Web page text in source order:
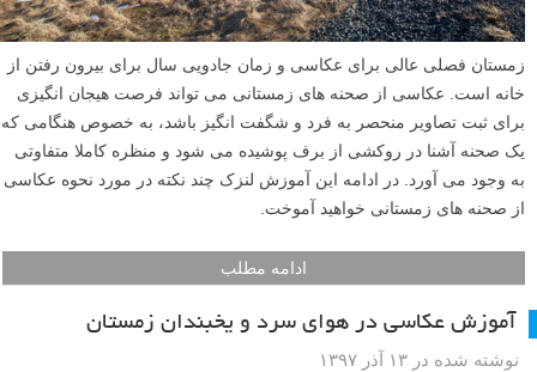
زمستان فصلی عالی برای عکاسی و زمان جادویی سال برای بیرون رفتن از
خانه است. عکاسی از صحنه های زمستانی می تواند فرصت هیجان انگیزی
برای ثبت تصاویر منحصر به فرد و شگفت انگیز باشد، به خصوص هنگامی که
یک صحنه آشنا در روکشی از برف پوشیده می شود و منظره کاملا متفاوتی
به وجود می آورد. در ادامه این آموزش لنزک چند نکته در مورد نحوه عکاسی
از صحنه های زمستانی خواهید آموخت.
ادامه مطلب
آموزش عکاسی در هوای سرد و یخبندان زمستان
نوشته شده در ۱۳ آذر ۱۳۹۷